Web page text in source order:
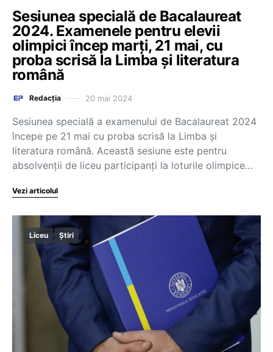
Sesiunea specială de Bacalaureat
2024. Examenele pentru elevii
olimpici încep marți, 21 mai, cu
proba scrisă la Limba și literatura
română
Redacția 20 mai 2024
Sesiunea specială a examenului de Bacalaureat 2024
începe pe 21 mai cu proba scrisă la Limba și
literatura română. Această sesiune este pentru
absolvenții de liceu participanți la loturile olimpice…
Vezi articolul
Liceu Știri